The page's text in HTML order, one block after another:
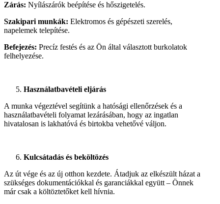
Zárás: Nyílászárók beépítése és hőszigetelés.
Szakipari munkák: Elektromos és gépészeti szerelés,
napelemek telepítése.
Befejezés: Precíz festés és az Ön által választott burkolatok
felhelyezése.
Használatbavételi eljárás
A munka végeztével segítünk a hatósági ellenőrzések és a
használatbavételi folyamat lezárásában, hogy az ingatlan
hivatalosan is lakhatóvá és birtokba vehetővé váljon.
Kulcsátadás és beköltözés
Az út vége és az új otthon kezdete. Átadjuk az elkészült házat a
szükséges dokumentációkkal és garanciákkal együtt – Önnek
már csak a költöztetőket kell hívnia.